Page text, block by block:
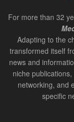
For more than 32
Adapting to the
transformed itself
news and
niche
networking, and
specific